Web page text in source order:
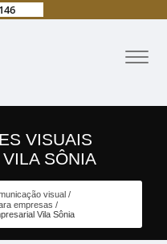
VISUAIS
SÔNIA
visual
empresas
Vila Sônia